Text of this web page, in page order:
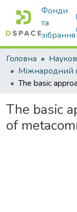
Фонди
та
зібрання
Головна
The basic
of